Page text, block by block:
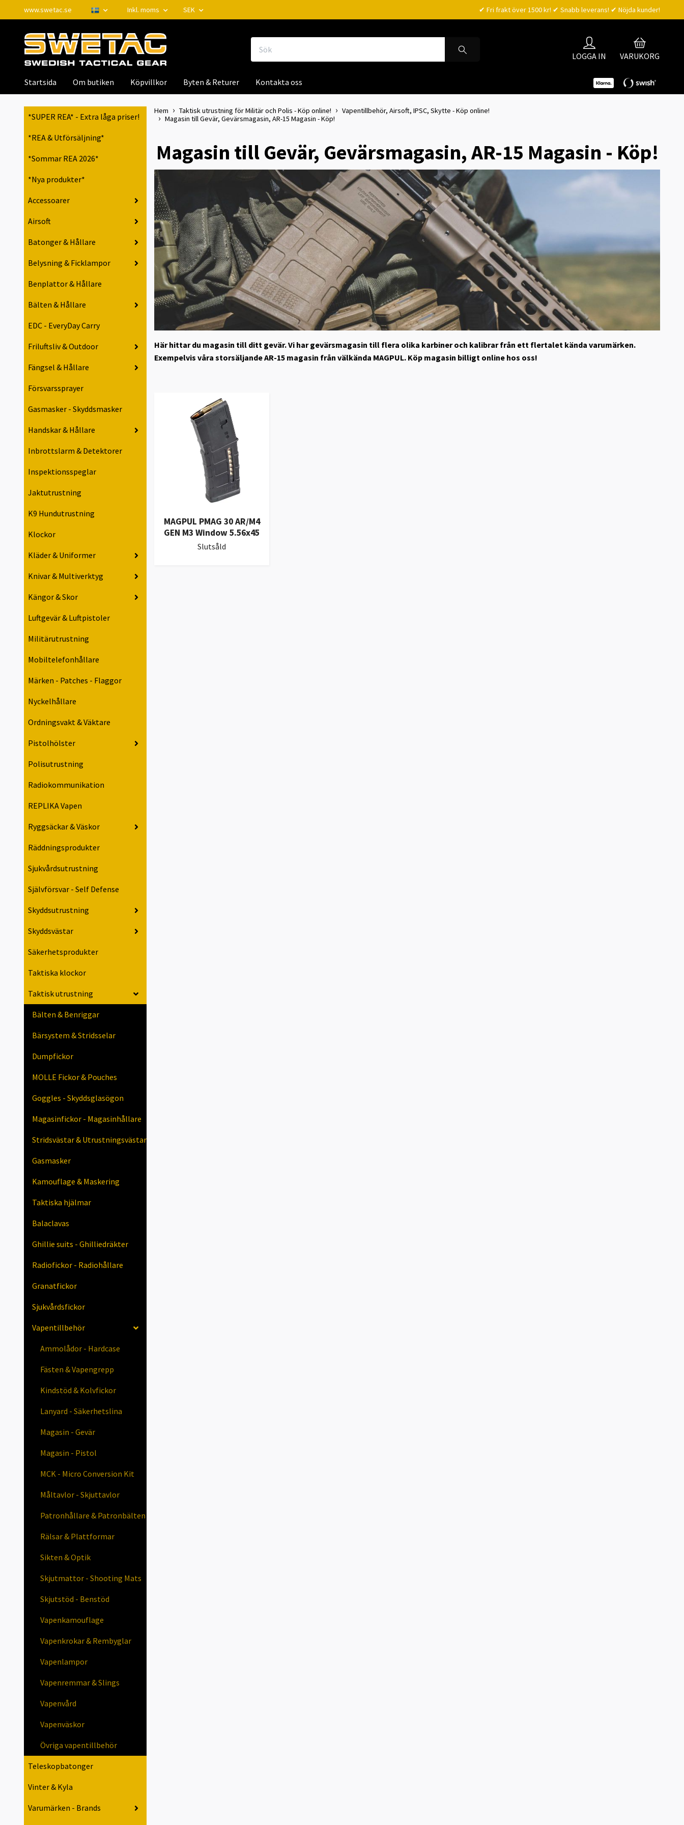
www.swetac.se Inkl. moms SEK ✔ Fri frakt över 1500 kr! ✔ Snabb leverans! ✔ Nöjda kunder!
LOGGA IN VARUKORG
Startsida Om butiken Köpvillkor Byten & Returer Kontakta oss
*SUPER REA* - Extra låga priser!
*REA & Utförsäljning*
*Sommar REA 2026*
*Nya produkter*
Accessoarer
Airsoft
Batonger & Hållare
Belysning & Ficklampor
Benplattor & Hållare
Bälten & Hållare
EDC - EveryDay Carry
Friluftsliv & Outdoor
Fängsel & Hållare
Försvarssprayer
Gasmasker - Skyddsmasker
Handskar & Hållare
Inbrottslarm & Detektorer
Inspektionsspeglar
Jaktutrustning
K9 Hundutrustning
Klockor
Kläder & Uniformer
Knivar & Multiverktyg
Kängor & Skor
Luftgevär & Luftpistoler
Militärutrustning
Mobiltelefonhållare
Märken - Patches - Flaggor
Nyckelhållare
Ordningsvakt & Väktare
Pistolhölster
Polisutrustning
Radiokommunikation
REPLIKA Vapen
Ryggsäckar & Väskor
Räddningsprodukter
Sjukvårdsutrustning
Självförsvar - Self Defense
Skyddsutrustning
Skyddsvästar
Säkerhetsprodukter
Taktiska klockor
Taktisk utrustning
Bälten & Benriggar
Bärsystem & Stridsselar
Dumpfickor
MOLLE Fickor & Pouches
Goggles - Skyddsglasögon
Magasinfickor - Magasinhållare
Stridsvästar & Utrustningsvästar
Gasmasker
Kamouflage & Maskering
Taktiska hjälmar
Balaclavas
Ghillie suits - Ghilliedräkter
Radiofickor - Radiohållare
Granatfickor
Sjukvårdsfickor
Vapentillbehör
Ammolådor - Hardcase
Fästen & Vapengrepp
Kindstöd & Kolvfickor
Lanyard - Säkerhetslina
Magasin - Gevär
Magasin - Pistol
MCK - Micro Conversion Kit
Måltavlor - Skjuttavlor
Patronhållare & Patronbälten
Rälsar & Plattformar
Sikten & Optik
Skjutmattor - Shooting Mats
Skjutstöd - Benstöd
Vapenkamouflage
Vapenkrokar & Rembyglar
Vapenlampor
Vapenremmar & Slings
Vapenvård
Vapenväskor
Övriga vapentillbehör
Teleskopbatonger
Vinter & Kyla
Varumärken - Brands
Hem Taktisk utrustning för Militär och Polis - Köp online!
Vapentillbehör, Airsoft, IPSC, Skytte - Köp online!
Magasin till Gevär, Gevärsmagasin, AR-15 Magasin - Köp!
Magasin till Gevär, Gevärsmagasin, AR-15 Magasin - Köp!
Här hittar du magasin till ditt gevär. Vi har gevärsmagasin till flera olika karbiner och kalibrar från ett flertalet kända varumärken.
Exempelvis våra storsäljande AR-15 magasin från välkända MAGPUL. Köp magasin billigt online hos oss!
MAGPUL PMAG 30 AR/M4
GEN M3 Window 5.56x45
Slutsåld